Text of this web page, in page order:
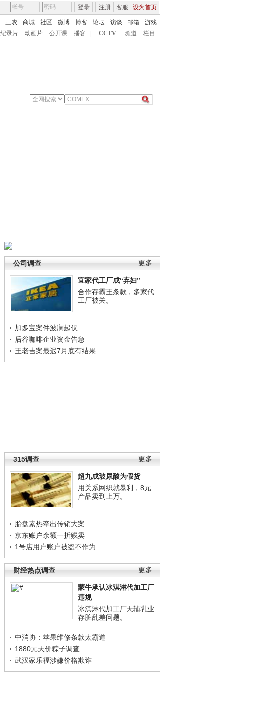
客服 设为首页
登录 注册
三农 商城 社区 微博 博客 论坛 访谈 邮箱
游戏
纪录片 动画片 公开课 播客 CCTV 频道 栏目
更多
公司调查
宜家代工厂成“弃妇”
合作存霸王条款，多家代
工厂被关。
加多宝案件波澜起伏
后谷咖啡企业资金告急
王老吉案最迟7月底有结果
更多
315调查
超九成玻尿酸为假货
用关系网织就暴利，8元
产品卖到上万。
胎盘素热牵出传销大案
京东账户余额一折贱卖
1号店用户账户被盗不作为
更多
财经热点调查
蒙牛承认冰淇淋代加工厂
违规
冰淇淋代加工厂天辅乳业
存脏乱差问题。
中消协：苹果维修条款太霸道
1880元天价粽子调查
武汉家乐福涉嫌价格欺诈